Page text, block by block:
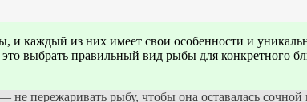
и каждый из них имеет свои особенности и
выбрать правильный вид рыбы для конкретного
пережаривать рыбу, чтобы она оставалась